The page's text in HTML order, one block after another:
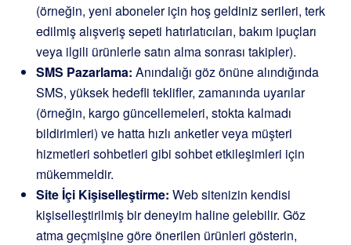
(örneğin, yeni aboneler için hoş geldiniz serileri, terk
edilmiş alışveriş sepeti hatırlatıcıları, bakım ipuçları
veya ilgili ürünlerle satın alma sonrası takipler).
SMS Pazarlama: Anındalığı göz önüne alındığında
SMS, yüksek hedefli teklifler, zamanında uyarılar
(örneğin, kargo güncellemeleri, stokta kalmadı
bildirimleri) ve hatta hızlı anketler veya müşteri
hizmetleri sohbetleri gibi sohbet etkileşimleri için
mükemmeldir.
Site İçi Kişiselleştirme: Web sitenizin kendisi
kişiselleştirilmiş bir deneyim haline gelebilir. Göz
atma geçmişine göre önerilen ürünleri gösterin,